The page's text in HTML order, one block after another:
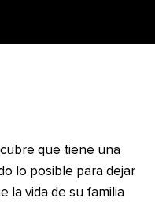
que tiene una
lo posible para dejar
la vida de su familia